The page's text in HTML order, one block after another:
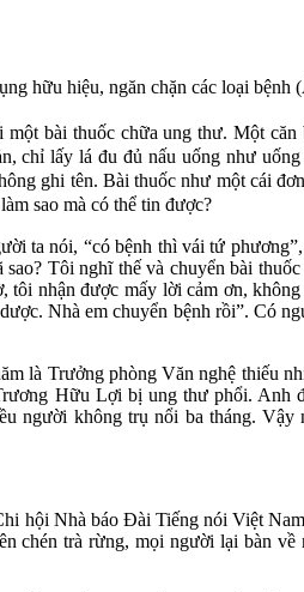
hữu hiệu, ngăn chặn các loại bệnh
bài thuốc chữa ung thư. Một căn
chỉ lấy lá đu đủ nấu uống như
ghi tên. Bài thuốc như một cái
sao mà có thể tin được?
ta nói, “có bệnh thì vái tứ
Tôi nghĩ thế và chuyển bài
tôi nhận được mấy lời cảm ơn,
Nhà em chuyển bệnh rồi”. Có
là Trưởng phòng Văn nghệ thiếu
Hữu Lợi bị ung thư phổi. Anh
người không trụ nổi ba tháng. Vậy
hội Nhà báo Đài Tiếng nói Việt
chén trà rừng, mọi người lại bàn về